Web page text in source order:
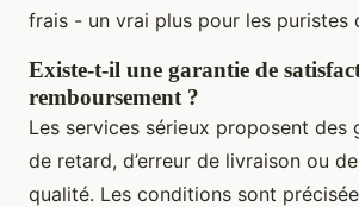
frais - un vrai plus pour les puristes
Existe-t-il une garantie de
remboursement ?
Les services sérieux proposent des
de retard, d’erreur de livraison ou
qualité. Les conditions sont